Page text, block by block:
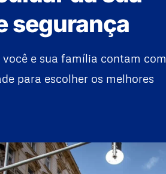
segurança
e sua família contam com
para escolher os melhores